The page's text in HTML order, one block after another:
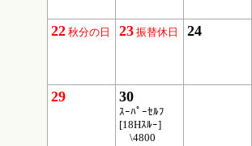
22 秋分の日 23 振替休日 24
29 30
ｽｰﾊﾟｰｾﾙﾌ
[18Hｽﾙｰ]
\4800